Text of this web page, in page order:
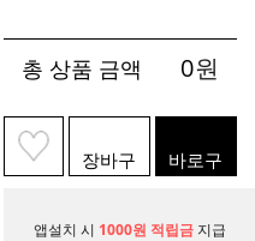
총 상품 금액 0원
장바구
니
바로구
매
앱설치 시 1000원 적립금 지급